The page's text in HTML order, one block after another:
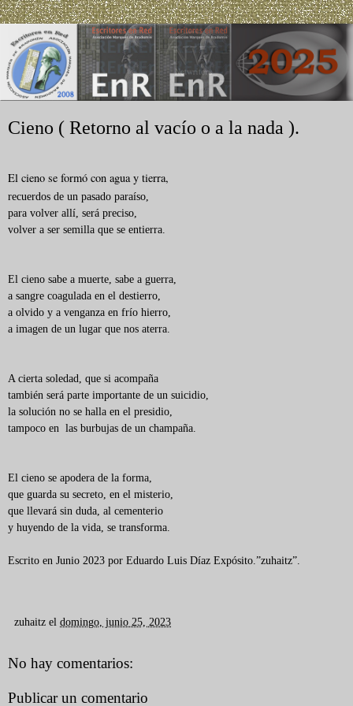
Cieno ( Retorno al vacío o a la nada ).
El cieno se formó con agua y tierra,
recuerdos de un pasado paraíso,
para volver allí, será preciso,
volver a ser semilla que se entierra.
El cieno sabe a muerte, sabe a guerra,
a sangre coagulada en el destierro,
a olvido y a venganza en frío hierro,
a imagen de un lugar que nos aterra.
A cierta soledad, que si acompaña
también será parte importante de un suicidio,
la solución no se halla en el presidio,
tampoco en las burbujas de un champaña.
El cieno se apodera de la forma,
que guarda su secreto, en el misterio,
que llevará sin duda, al cementerio
y huyendo de la vida, se transforma.
Escrito en Junio 2023 por Eduardo Luis Díaz Expósito.”zuhaitz”.
zuhaitz el domingo, junio 25, 2023
No hay comentarios:
Publicar un comentario